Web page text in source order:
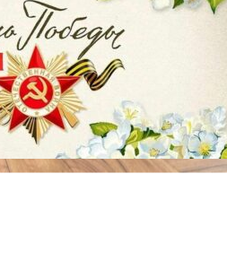
Улуу Жеңиштин жандуу сөзү
29.04.2025
Награды в преддверии
29.04.2025